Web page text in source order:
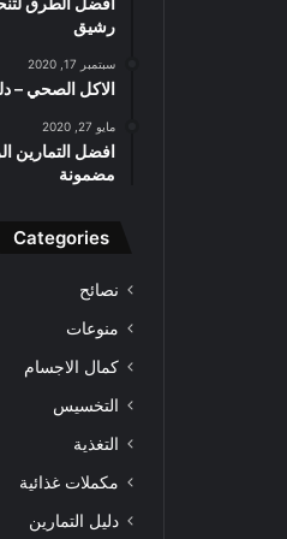
رشيق
سبتمبر 17, 2020
الاكل الصحي –
مايو 27, 2020
افضل التمارين
مضمونة
Categories
نصائح
منوعات
كمال الاجسام
التخسيس
التغذية
مكملات غذائية
دليل التمارين